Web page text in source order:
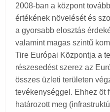
2008-ban a központ
értékének növelését és
a gyorsabb elosztás
valamint magas szintű
Tire Európai Központja a
részesedést szerez az
összes üzleti területen
tevékenységgel. Ehhez öt
határozott meg